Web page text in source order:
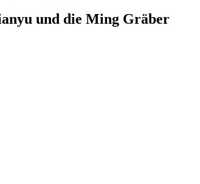
und die Ming Gräber